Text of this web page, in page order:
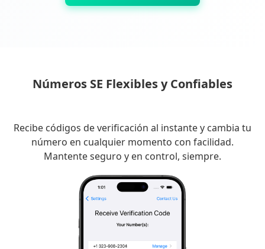
Números SE Flexibles y Confiables
Recibe códigos de verificación al instante y cambia tu
número en cualquier momento con facilidad.
Mantente seguro y en control, siempre.